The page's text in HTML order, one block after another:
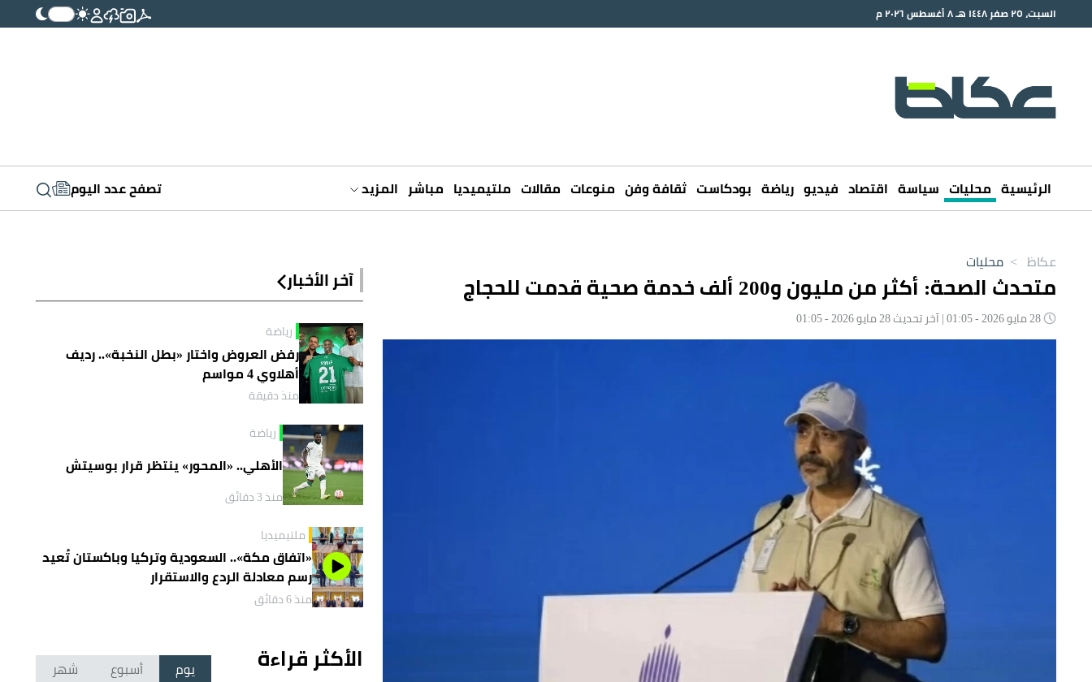
السبت، ٢٥ صفر ١٤٤٨ هـ ٨ أغسطس ٢٠٢٦ م
الرئيسية محليات سياسة اقتصاد فيديو رياضة بودكاست ثقافة وفن منوعات مقالات ملتيميديا مباشر المزيد تصفح عدد اليوم
عكاظ > محليات
متحدث الصحة: أكثر من مليون و200 ألف خدمة صحية قدمت للحجاج آخر الأخبار
رياضة
رفض العروض واختار «بطل النخبة».. رديف
أهلاوي 4 مواسم
منذ دقيقة
رياضة
الأهلي.. «المحور» ينتظر قرار بوسيتش
منذ 3 دقائق
ملتيميديا
«اتفاق مكة».. السعودية وتركيا وباكستان تُعيد
رسم معادلة الردع والاستقرار
منذ 6 دقائق
الأكثر قراءة يوم أسبوع شهر